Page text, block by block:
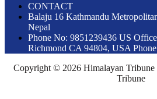
CONTACT
Balaju 16 Kathmandu
Nepal
Phone No: 9851239436 US
Richmond CA 94804, USA
Copyright © 2026 Himalayan Tribune
Tribune